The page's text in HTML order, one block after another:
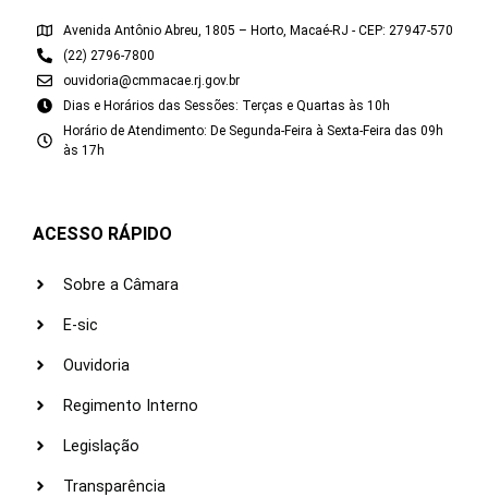
Avenida Antônio Abreu, 1805 – Horto, Macaé-RJ - CEP: 27947-570
(22) 2796-7800
ouvidoria@cmmacae.rj.gov.br
Dias e Horários das Sessões: Terças e Quartas às 10h
Horário de Atendimento: De Segunda-Feira à Sexta-Feira das 09h
às 17h
ACESSO RÁPIDO
Sobre a Câmara
E-sic
Ouvidoria
Regimento Interno
Legislação
Transparência